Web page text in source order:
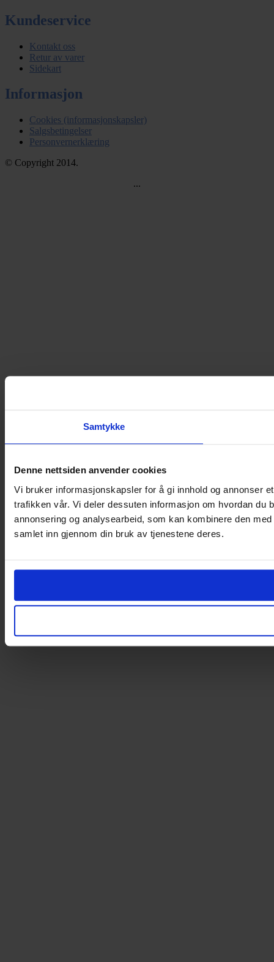
Samtykke
Denne nettsiden anvender cookies
Vi bruker informasjonskapsler for å gi innhold og annonser
trafikken vår. Vi deler dessuten informasjon om hvordan du
annonsering og analysearbeid, som kan kombinere den
samlet inn gjennom din bruk av tjenestene deres.
Kundeservice
Kontakt oss
Retur av varer
Sidekart
Informasjon
Cookies (informasjonskapsler)
Salgsbetingelser
Personvernerklæring
© Copyright 2014.
...